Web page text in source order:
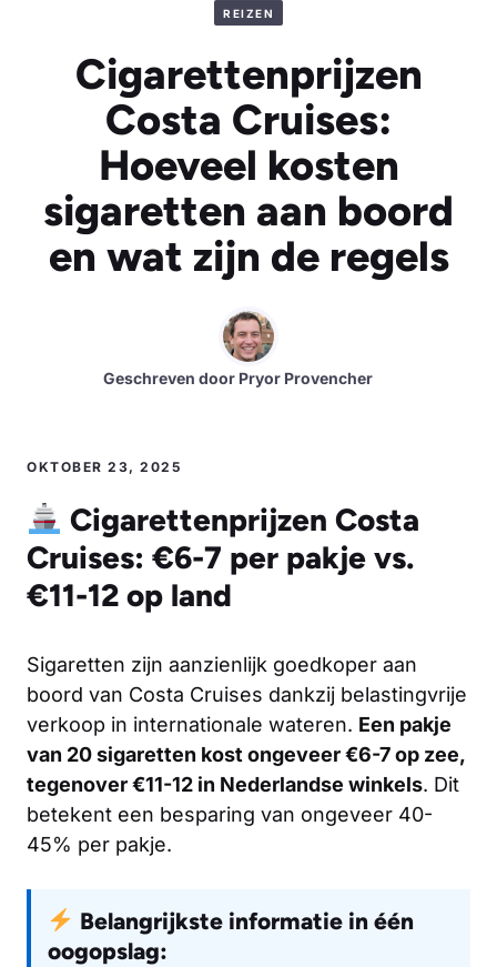
REIZEN
Cigarettenprijzen
Costa Cruises:
Hoeveel kosten
sigaretten aan boord
en wat zijn de regels
Geschreven door Pryor Provencher
OKTOBER 23, 2025
Cigarettenprijzen Costa
Cruises: €6-7 per pakje vs.
€11-12 op land
Sigaretten zijn aanzienlijk goedkoper aan
boord van Costa Cruises dankzij belastingvrije
verkoop in internationale wateren. Een pakje
van 20 sigaretten kost ongeveer €6-7 op zee,
tegenover €11-12 in Nederlandse winkels. Dit
betekent een besparing van ongeveer 40-
45% per pakje.
Belangrijkste informatie in één
oogopslag: